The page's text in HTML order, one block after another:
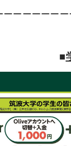
ーーーーーー